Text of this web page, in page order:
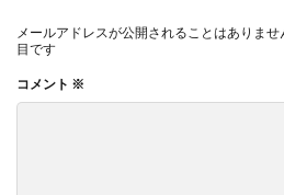
e
b
e t t
メールアドレスが公開されることはありませ
目です
コメント ※